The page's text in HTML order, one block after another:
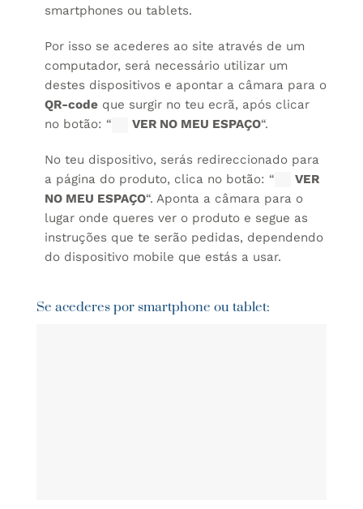
smartphones ou tablets.
Por isso se acederes ao site através de um
computador, será necessário utilizar um
destes dispositivos e apontar a câmara para o
QR-code que surgir no teu ecrã, após clicar
no botão: “
VER NO MEU ESPAÇO“.
No teu dispositivo, serás redireccionado para
a página do produto, clica no botão: “
VER
NO MEU ESPAÇO“. Aponta a câmara para o
lugar onde queres ver o produto e segue as
instruções que te serão pedidas, dependendo
do dispositivo mobile que estás a usar.
Se acederes por smartphone ou tablet: